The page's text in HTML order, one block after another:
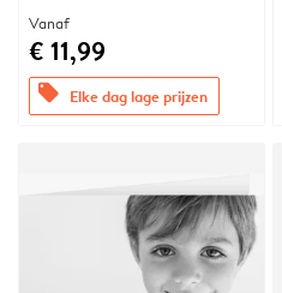
Vanaf
€ 11,99
offers Elke dag lage prijzen